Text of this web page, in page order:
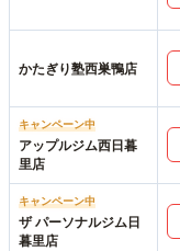
かたぎり塾西巣鴨店
キャンペーン中
アップルジム西日暮
里店
キャンペーン中
ザ パーソナルジム日
暮里店